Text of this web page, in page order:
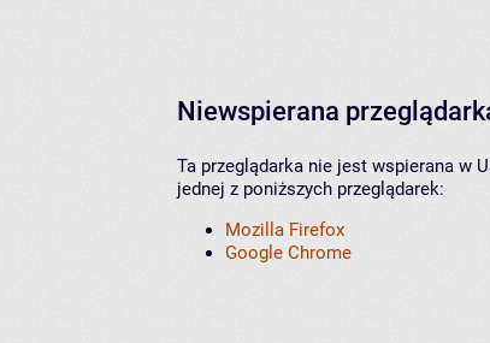
Niewspierana
Ta przeglądarka nie jest wspierana w
jednej z poniższych przeglądarek:
Mozilla Firefox
Google Chrome